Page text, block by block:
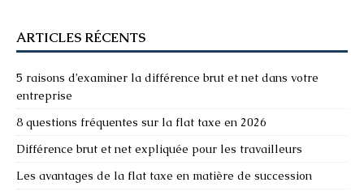
ARTICLES RÉCENTS
5 raisons d’examiner la différence brut et net dans votre
entreprise
8 questions fréquentes sur la flat taxe en 2026
Différence brut et net expliquée pour les travailleurs
Les avantages de la flat taxe en matière de succession